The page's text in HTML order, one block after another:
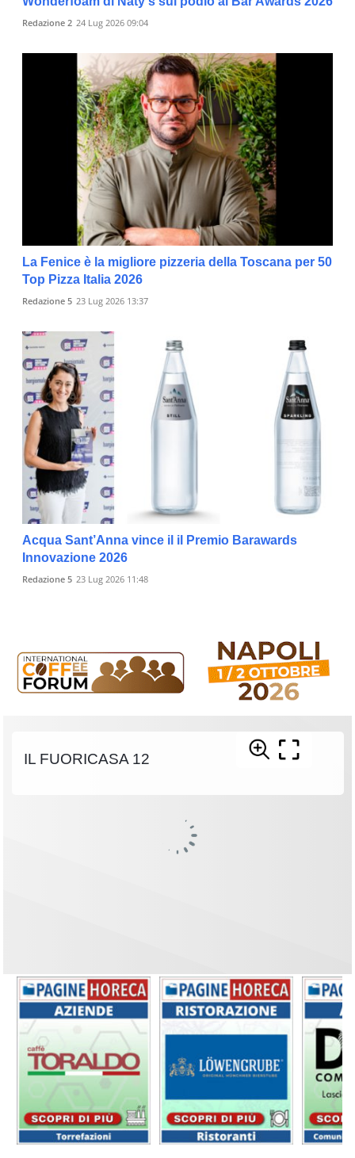
Redazione 2 24 Lug 2026 09:04
La Fenice è la migliore pizzeria della Toscana per 50
Top Pizza Italia 2026
Redazione 5 23 Lug 2026 13:37
Acqua Sant’Anna vince il il Premio Barawards
Innovazione 2026
Redazione 5 23 Lug 2026 11:48